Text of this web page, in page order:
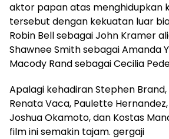
aktor papan atas
tersebut dengan kekuatan luar
Robin Bell sebagai John Kramer
Shawnee Smith sebagai Amanda
Macody Rand sebagai Cecilia
Apalagi kehadiran Stephen
Renata Vaca, Paulette
Joshua Okamoto, dan Kostas
film ini semakin tajam. gergaji